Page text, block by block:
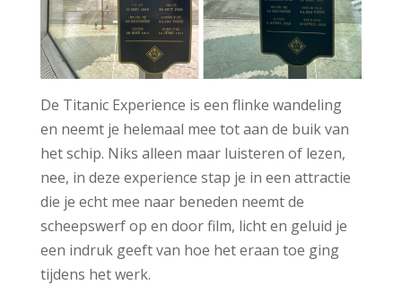
De Titanic Experience is een flinke wandeling
en neemt je helemaal mee tot aan de buik van
het schip. Niks alleen maar luisteren of lezen,
nee, in deze experience stap je in een attractie
die je echt mee naar beneden neemt de
scheepswerf op en door film, licht en geluid je
een indruk geeft van hoe het eraan toe ging
tijdens het werk.